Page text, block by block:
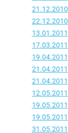
21.12.2010
22.12.2010
13.01.2011
17.03.2011
19.04.2011
21.04.2011
21.04.2011
12.05.2011
19.05.2011
19.05.2011
31.05.2011